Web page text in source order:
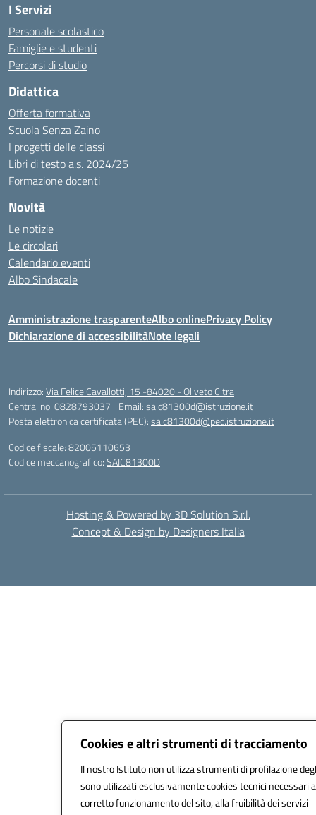
Cookies e altri strumenti di tracciamento
Il nostro Istituto non utilizza strumenti di profilazione
sono utilizzati esclusivamente cookies tecnici necessari
corretto funzionamento del sito, alla fruibilità dei servizi
I Servizi
Personale scolastico
Famiglie e studenti
Percorsi di studio
Didattica
Offerta formativa
Scuola Senza Zaino
I progetti delle classi
Libri di testo a.s. 2024/25
Formazione docenti
Novità
Le notizie
Le circolari
Calendario eventi
Albo Sindacale
Amministrazione trasparenteAlbo onlinePrivacy Policy
Dichiarazione di accessibilitàNote legali
Indirizzo:Via Felice Cavallotti, 15 -84020 - Oliveto Citra
Centralino:0828793037 Email:saic81300d@istruzione.it
Posta elettronica certificata (PEC):saic81300d@pec.istruzione.it
Codice fiscale: 82005110653
Codice meccanografico:SAIC81300D
Hosting & Powered by 3D Solution S.r.l.
Concept & Design by Designers Italia